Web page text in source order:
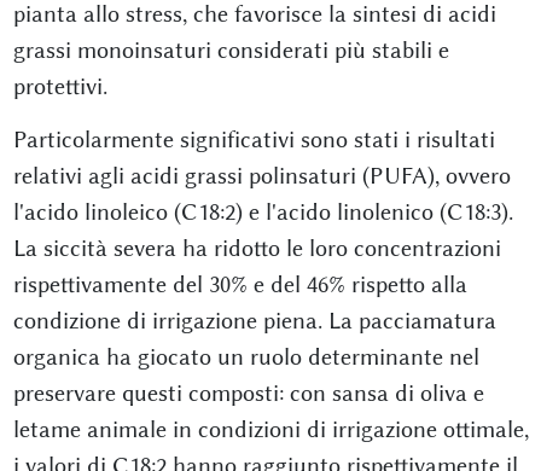
pianta allo stress, che favorisce la sintesi di acidi
grassi monoinsaturi considerati più stabili e
protettivi.
Particolarmente significativi sono stati i risultati
relativi agli acidi grassi polinsaturi (PUFA), ovvero
l'acido linoleico (C18:2) e l'acido linolenico (C18:3).
La siccità severa ha ridotto le loro concentrazioni
rispettivamente del 30% e del 46% rispetto alla
condizione di irrigazione piena. La pacciamatura
organica ha giocato un ruolo determinante nel
preservare questi composti: con sansa di oliva e
letame animale in condizioni di irrigazione ottimale,
i valori di C18:2 hanno raggiunto rispettivamente il